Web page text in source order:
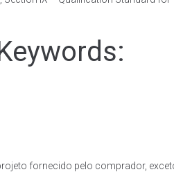
fornecido pelo comprador,